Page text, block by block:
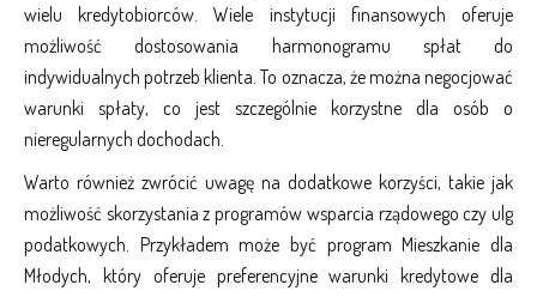
wielu kredytobiorców. Wiele instytucji finansowych oferuje
możliwość dostosowania harmonogramu spłat do
indywidualnych potrzeb klienta. To oznacza, że można negocjować
warunki spłaty, co jest szczególnie korzystne dla osób o
nieregularnych dochodach.
Warto również zwrócić uwagę na dodatkowe korzyści, takie jak
możliwość skorzystania z programów wsparcia rządowego czy ulg
podatkowych. Przykładem może być program Mieszkanie dla
Młodych, który oferuje preferencyjne warunki kredytowe dla